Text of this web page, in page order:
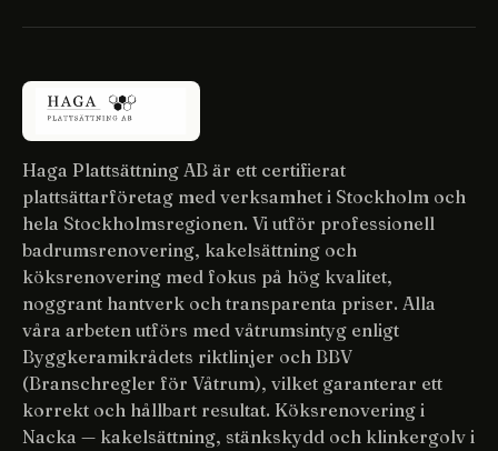
Haga Plattsättning AB är ett certifierat
plattsättarföretag med verksamhet i Stockholm och
hela Stockholmsregionen. Vi utför professionell
badrumsrenovering, kakelsättning och
köksrenovering med fokus på hög kvalitet,
noggrant hantverk och transparenta priser. Alla
våra arbeten utförs med våtrumsintyg enligt
Byggkeramikrådets riktlinjer och BBV
(Branschregler för Våtrum), vilket garanterar ett
korrekt och hållbart resultat. Köksrenovering i
Nacka — kakelsättning, stänkskydd och klinkergolv i